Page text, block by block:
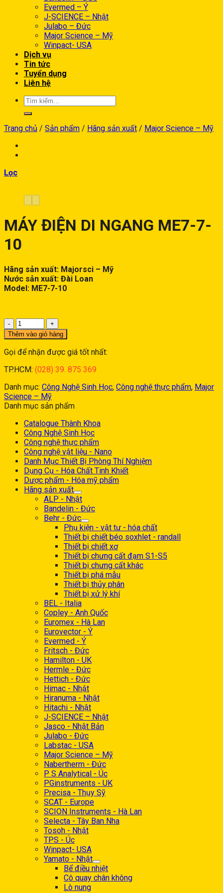
Evermed – Ý
J-SCIENCE – Nhật
Julabo – Đức
Major Science – Mỹ
Winpact- USA
Dịch vụ
Tin tức
Tuyển dụng
Liên hệ
Trang chủ / Sản phẩm / Hãng sản xuất / Major Science – Mỹ
Lọc
MÁY ĐIỆN DI NGANG ME7-7-
10
Hãng sản xuất: Majorsci – Mỹ
Nước sản xuất: Đài Loan
Model: ME7-7-10
MÁY
ĐIỆN
DI
NGANG
7-
số
lượng
Thêm vào giỏ hàng
Gọi để nhận được giá tốt nhất:
TP.HCM: (028) 39. 875 369
Danh mục: Công Nghệ Sinh Học, Công nghệ thực phẩm, Major
Science – Mỹ
Danh mục sản phẩm
Catalogue Thành Khoa
Công Nghệ Sinh Học
Công nghệ thực phẩm
Công nghệ vật liệu - Nano
Danh Mục Thiết Bị Phòng Thí Nghiệm
Dụng Cụ - Hóa Chất Tinh Khiết
Dược phẩm - Hóa mỹ phẩm
Hãng sản xuất
ALP - Nhật
Bandelin - Đức
Behr - Đức
Phụ kiện - vật tư - hóa chất
Thiết bị chiết béo soxhlet - randall
Thiết bị chiết xơ
Thiết bị chưng cất đạm S1-S5
Thiết bị chưng cất khác
Thiết bị phá mẫu
Thiết bị thủy phân
Thiết bị xử lý khí
BEL - Italia
Copley - Anh Quốc
Euromex - Hà Lan
Eurovector - Ý
Evermed - Ý
Fritsch - Đức
Hamilton - UK
Hermle - Đức
Hettich - Đức
Himac - Nhật
Hiranuma - Nhật
Hitachi - Nhật
J-SCIENCE – Nhật
Jasco - Nhật Bản
Julabo - Đức
Labstac - USA
Major Science – Mỹ
Nabertherm - Đức
P S Analytical - Úc
PGinstruments - UK
Precisa - Thụy Sỹ
SCAT - Europe
SCION Instruments - Hà Lan
Selecta - Tây Ban Nha
Tosoh - Nhật
TPS - Úc
Winpact- USA
Yamato - Nhật
Bể điều nhiệt
Cô quay chân không
Lò nung